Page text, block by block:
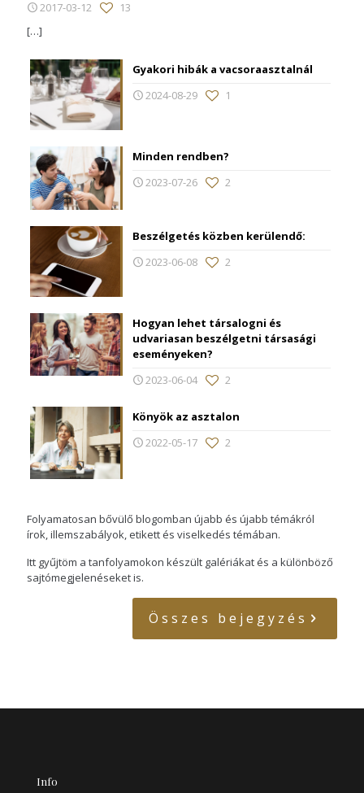
2017-03-12
13
[…]
Gyakori hibák a vacsoraasztalnál
2024-08-29
1
Minden rendben?
2023-07-26
2
Beszélgetés közben kerülendő:
2023-06-08
2
Hogyan lehet társalogni és
udvariasan beszélgetni társasági
eseményeken?
2023-06-04
2
Könyök az asztalon
2022-05-17
2
Folyamatosan bővülő blogomban újabb és újabb témákról
írok, illemszabályok, etikett és viselkedés témában.
Itt gyűjtöm a tanfolyamokon készült galériákat és a különböző
sajtómegjelenéseket is.
Összes bejegyzés
Info